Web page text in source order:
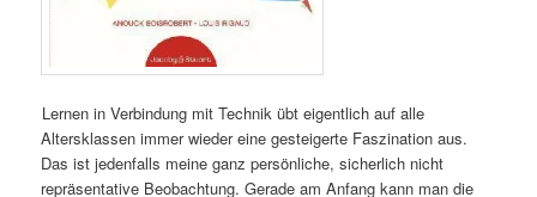
Lernen in Verbindung mit Technik übt eigentlich auf alle
Altersklassen immer wieder eine gesteigerte Faszination aus.
Das ist jedenfalls meine ganz persönliche, sicherlich nicht
repräsentative Beobachtung. Gerade am Anfang kann man die